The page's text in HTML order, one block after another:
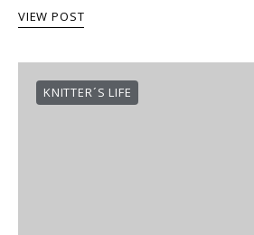
VIEW POST
KNITTER´S LIFE